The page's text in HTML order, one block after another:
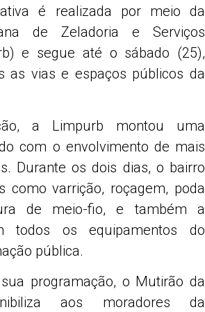
é realizada por meio da
de Zeladoria e Serviços
e segue até o sábado (25),
as vias e espaços públicos da
a Limpurb montou uma
com o envolvimento de mais
Durante os dois dias, o bairro
como varrição, roçagem, poda
de meio-fio, e também a
todos os equipamentos do
pública.
programação, o Mutirão da
aos moradores da